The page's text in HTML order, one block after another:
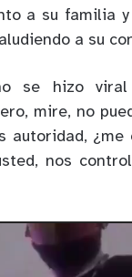
a su familia
a su
se hizo
mire, no
autoridad,
nos